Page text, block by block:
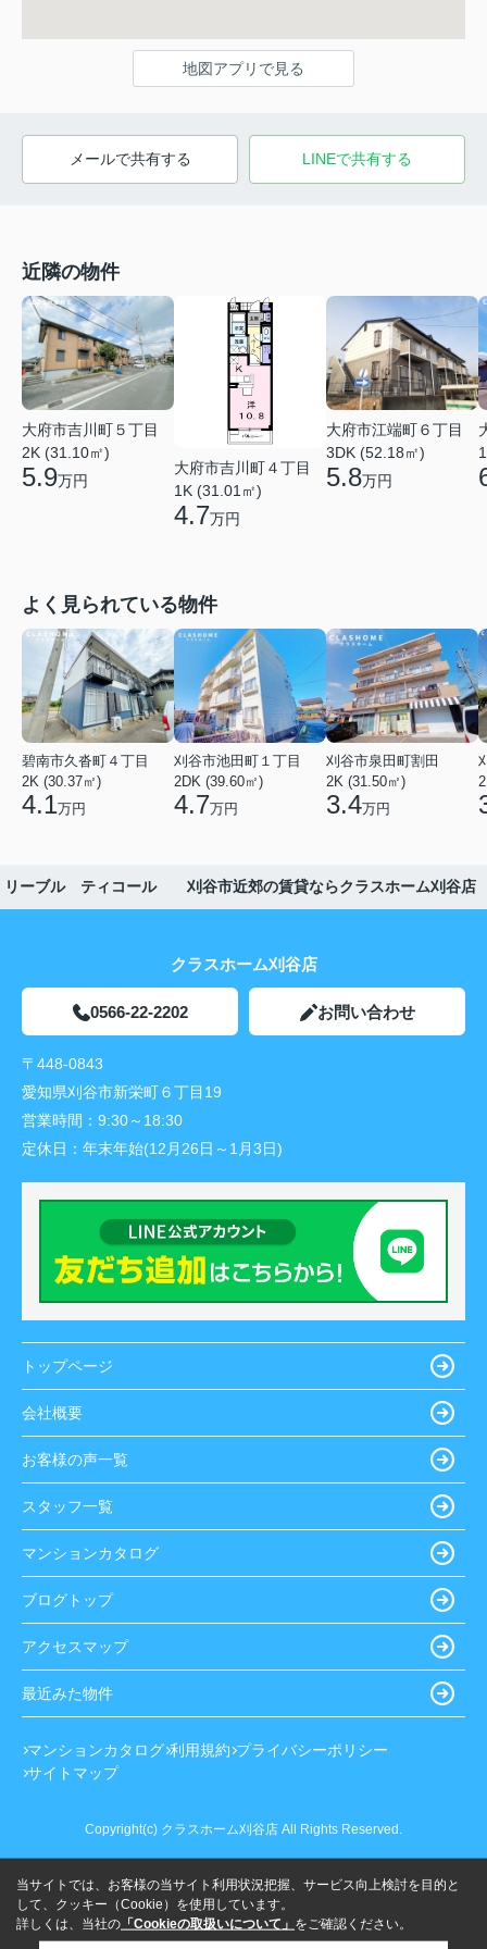
地図アプリで見る
メールで共有する LINEで共有する
近隣の物件
大府市吉川町５丁目
2K (31.10㎡)
5.9万円
大府市吉川町４丁目
1K (31.01㎡)
4.7万円
大府市江端町６丁目
3DK (52.18㎡)
5.8万円
よく見られている物件
碧南市久沓町４丁目
2K (30.37㎡)
4.1万円
刈谷市池田町１丁目
2DK (39.60㎡)
4.7万円
刈谷市泉田町割田
2K (31.50㎡)
3.4万円
リーブル ティコール 刈谷市近郊の賃貸ならクラスホーム刈谷店
クラスホーム刈谷店
0566-22-2202 お問い合わせ
〒448-0843
愛知県刈谷市新栄町６丁目19
営業時間： 9:30～18:30
定休日： 年末年始(12月26日～1月3日)
トップページ
会社概要
お客様の声一覧
スタッフ一覧
マンションカタログ
ブログトップ
アクセスマップ
最近みた物件
マンションカタログ 利用規約 プライバシーポリシー
サイトマップ
Copyright(c) クラスホーム刈谷店 All Rights Reserved.
当サイトでは、お客様の当サイト利用状況把握、サービス向上検討を目的と
して、クッキー（Cookie）を使用しています。
詳しくは、当社の 「Cookieの取扱いについて」 をご確認ください。